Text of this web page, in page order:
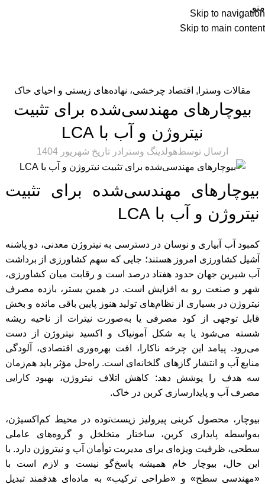
Skip to navigation
Skip to main content
منو
مقالات وسترا , اقتصاد چرخشی، نهاده‌های زیستی و احیای خاک
بیوچارهای مهندسی‌شده برای تثبیت
نیتروژن و آب با LCA
ارسال توسطهولدینگ وسترا در تاریخ شهریور 1404
بیوچارهای مهندسی‌شده برای تثبیت
نیتروژن و آب با LCA
کمبود آب آبیاری و نوسان در دسترسی به نیتروژن معدنی، دو پاشنه
آشیل کشاورزی امروز هستند؛ جایی که سهم کشاورزی از برداشت
آب شیرین جهان حدود هفتاد درصد است و رقابت میان کشاورزی،
شهر و صنعت رو به افزایش است. در همین بستر، بازده مصرف
نیتروژن در بسیاری از نظام‌های تولید هنوز پایین باقی مانده و بخش
قابل توجهی از کود مصرفی یا به‌صورت نیترات از ناحیه ریشه
شسته می‌شود یا به شکل آمونیاک و اکسید نیتروژن از دست
می‌رود. پیامد این چرخه ناکارا، افت بهره‌وری اقتصادی، آلودگی
منابع آب و انتشار گازهای گلخانه‌ای است. راه‌حل مؤثر باید هم‌زمان
سه هدف را پوشش دهد: کاهش اتلاف نیتروژن، بهبود کارایی
مصرف آب و پایدارسازی کربن در خاک.
بیوچار، محصول کربنی پیرولیز زیست‌توده در محیط کم‌اکسیژن،
به‌واسطه پایداری کربن، ساختار متخلخل و گروه‌های عاملی
سطحی، ظرفیت ویژه‌ای برای مدیریت توأمان آب و نیتروژن دارد. با
این حال، بیوچار خام همیشه پاسخ‌گو نیست و لازم است با
«مهندسی سطح» و «طراحی ترکیب» به ماده‌ای هدفمند تبدیل